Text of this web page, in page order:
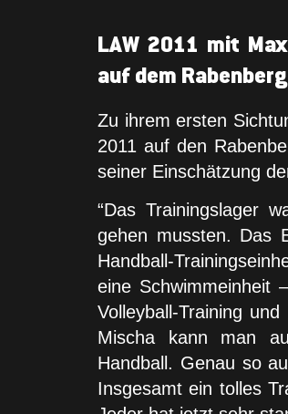
LAW 2011 mit
auf dem Rabenberg
Zu ihrem ersten
2011 auf den
seiner Einschätzung
“Das Trainingslager
gehen mussten. Das
Handball-
eine Schwimmeinheit
Volleyball-Training
Mischa kann man
Handball. Genau so
Insgesamt ein tolles